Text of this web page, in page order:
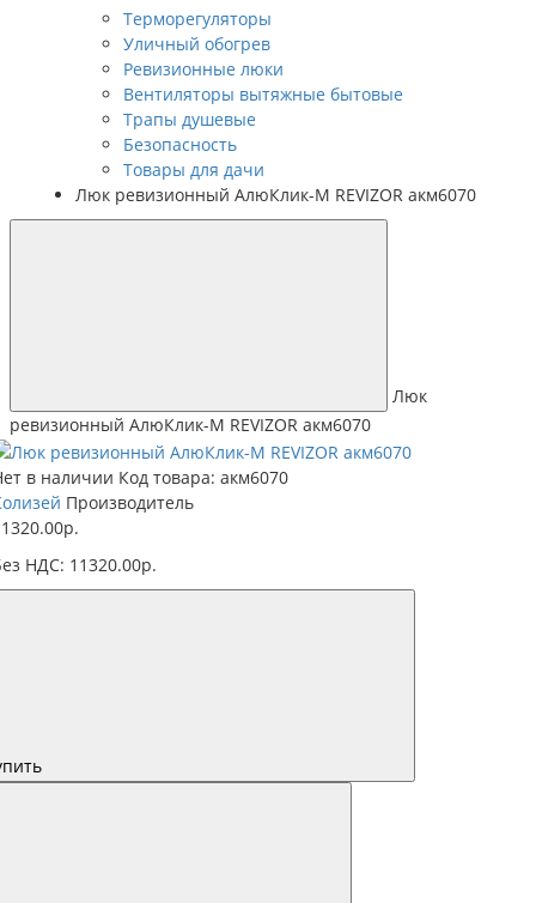
Терморегуляторы
Уличный обогрев
Ревизионные люки
Вентиляторы вытяжные бытовые
Трапы душевые
Безопасность
Товары для дачи
Люк ревизионный АлюКлик-M REVIZOR акм6070
Люк
ревизионный АлюКлик-M REVIZOR акм6070
в наличии Код товара: акм6070
Производитель
НДС: 11320.00р.